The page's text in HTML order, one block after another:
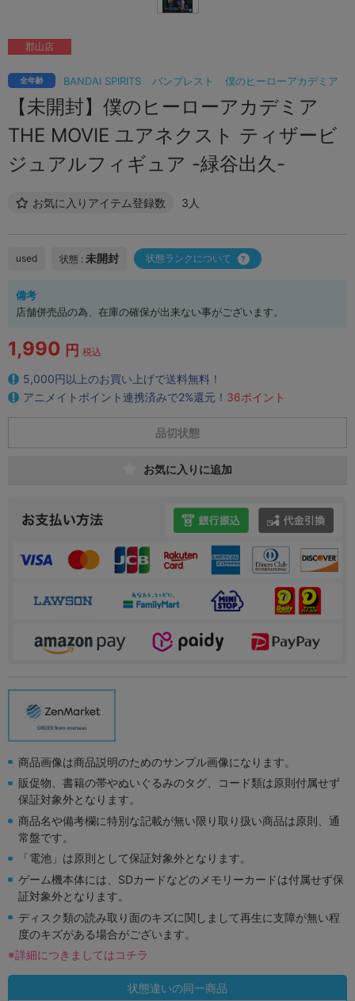
BANDAI SPIRITS バンプレスト 僕のヒーローアカデミア
全年齢
【未開封】僕のヒーローアカデミア
THE MOVIE ユアネクスト ティザービ
ジュアルフィギュア -緑谷出久-
お気に入りアイテム登録数 3人
郡山店
used 状態 : 未開封 状態ランクについて
備考
店舗併売品の為、在庫の確保が出来ない事がございます。
1,990 円 税込
5,000円以上のお買い上げで送料無料！
アニメイトポイント連携済みで2%還元！ 36ポイント
品切状態
お気に入りに追加
商品画像は商品説明のためのサンプル画像になります。
販促物、書籍の帯やぬいぐるみのタグ、コード類は原則付属せず
保証対象外となります。
商品名や備考欄に特別な記載が無い限り取り扱い商品は原則、通
常盤です。
「電池」は原則として保証対象外となります。
ゲーム機本体には、SDカードなどのメモリーカードは付属せず保
証対象外となります。
ディスク類の読み取り面のキズに関しまして再生に支障が無い程
度のキズがある場合がございます。
※詳細につきましてはコチラ
状態違いの同一商品